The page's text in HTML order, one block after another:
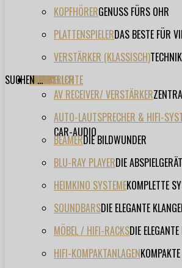
KOPFHÖRERGENUSS FÜRS OHR
PLATTENSPIELERDAS BESTE FÜR
VERSTÄRKER (KLASSISCH)
TESTBERICHTE
AV RECEIVER/ VERSTÄRKER
AUTO-LAUTSPRECHER & HIFI-
CAR-AUDIO
BEAMERDIE BILDWUNDER
BLU-RAY PLAYERDIE
HEIMKINO SYSTEMEKOMPLETTE
SOUNDBARSDIE ELEGANTE
MÖBEL / HIFI-RACKSDIE
HIFI-KOMPAKTANLAGEN
FORUM
FILME
VIDEOS
HERSTELLER
EVENT
SUCHEN ...